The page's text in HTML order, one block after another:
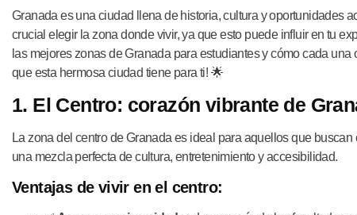
Granada es una ciudad llena de historia, cultura y oportunidades
crucial elegir la zona donde vivir, ya que esto puede influir en tu
las mejores zonas de Granada para estudiantes y cómo cada
que esta hermosa ciudad tiene para ti! 🌟
1. El Centro: corazón vibrante de
La zona del centro de Granada es ideal para aquellos que
una mezcla perfecta de cultura, entretenimiento y accesibilidad.
Ventajas de vivir en el centro: